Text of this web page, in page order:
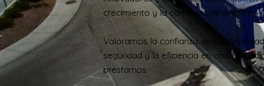
crecimiento y la confianza de nuestros
Valoramos la confianza,
seguridad y la eficiencia en cada
prestamos.